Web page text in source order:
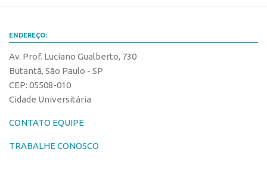
ENDEREÇO:
Av. Prof. Luciano Gualberto, 730
Butantã, São Paulo - SP
CEP: 05508-010
Cidade Universitária
CONTATO EQUIPE
TRABALHE CONOSCO